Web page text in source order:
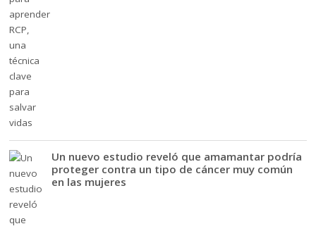
Un nuevo estudio reveló que amamantar podría
proteger contra un tipo de cáncer muy común
en las mujeres